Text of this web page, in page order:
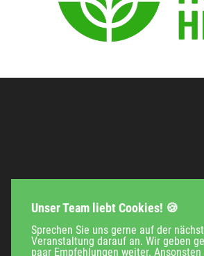
Unser Team liebt Cookies! 🍪
Sprechen Sie uns gerne auf der
Veranstaltung darauf an. Wir geben
paar Empfehlungen weiter.